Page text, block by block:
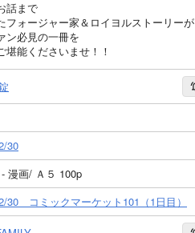
話まで
フォージャー家＆ロイヨルストーリーが
ン必見の一冊を
能くださいませ！！
30
漫画/ Ａ５ 100p
30 コミックマーケット101（1日目）